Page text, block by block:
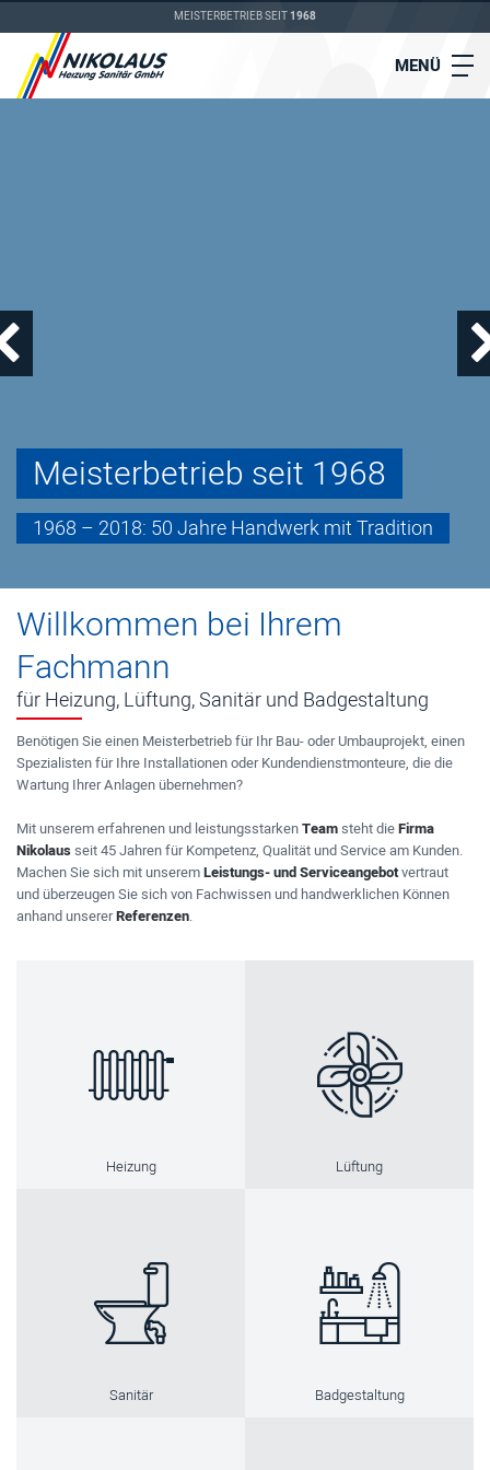
MEISTERBETRIEB SEIT 1968
MENÜ
Meisterbetrieb seit 1968
1968 – 2018: 50 Jahre Handwerk mit Tradition
Willkommen bei Ihrem
Fachmann
für Heizung, Lüftung, Sanitär und Badgestaltung
Benötigen Sie einen Meisterbetrieb für Ihr Bau- oder Umbauprojekt, einen
Spezialisten für Ihre Installationen oder Kundendienstmonteure, die die
Wartung Ihrer Anlagen übernehmen?
Mit unserem erfahrenen und leistungsstarkenTeamsteht dieFirma
Nikolausseit 45 Jahren für Kompetenz, Qualität und Service am Kunden.
Machen Sie sich mit unseremLeistungs- und Serviceangebotvertraut
und überzeugen Sie sich von Fachwissen und handwerklichen Können
anhand unsererReferenzen.
Heizung Lüftung
Sanitär Badgestaltung